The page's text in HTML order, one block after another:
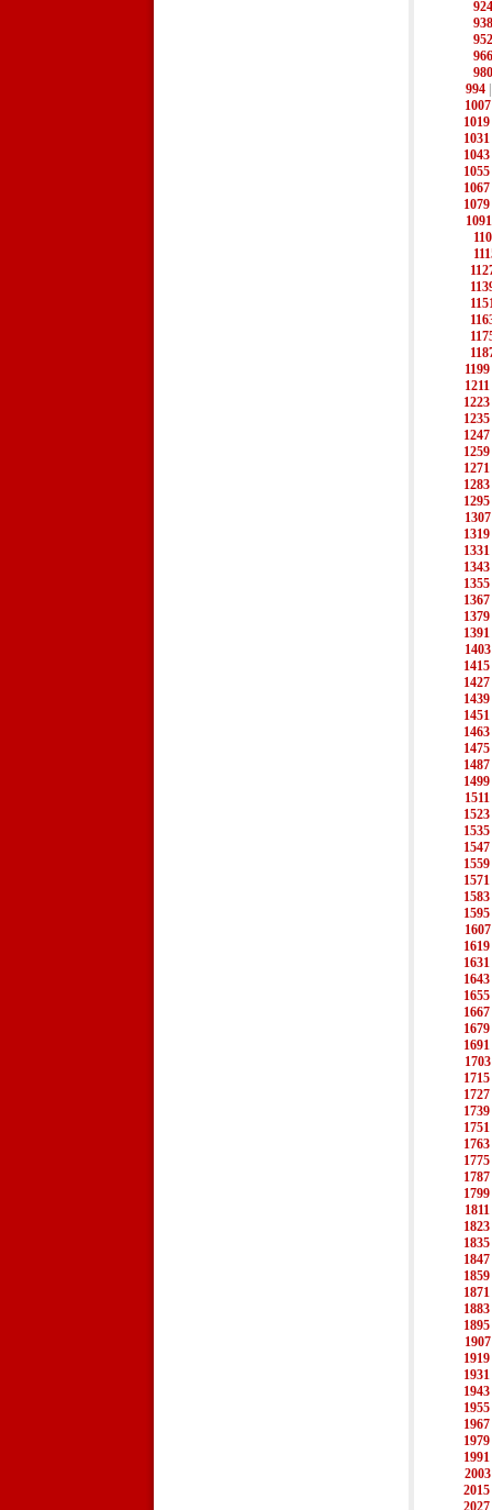
924
938
952
966
980
994
1007
1019
1031
1043
1055
1067
1079
1091
1199
1211
1223
1235
1247
1259
1271
1283
1295
1307
1319
1331
1343
1355
1367
1379
1391
1403
1415
1427
1439
1451
1463
1475
1487
1499
1511
1523
1535
1547
1559
1571
1583
1595
1607
1619
1631
1643
1655
1667
1679
1691
1703
1715
1727
1739
1751
1763
1775
1787
1799
1811
1823
1835
1847
1859
1871
1883
1895
1907
1919
1931
1943
1955
1967
1979
1991
2003
2015
2027